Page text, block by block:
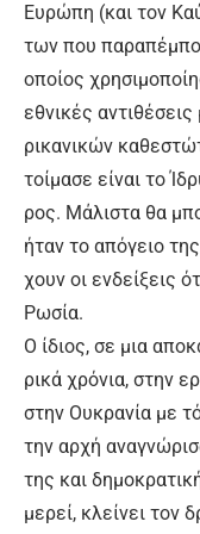
Ευ­ρώ­πη (και τον
των που
ο­ποί­ος
ε­θνι­κές
ρι­κα­νι­κών
τοί­μα­σε εί­ναι το
ρος. Μά­λι­στα θα
ή­ταν το α­πό­γειο
χουν οι εν­δεί­ξεις
Ρω­σί­α.
Ο ί­διος, σε μια
ρι­κά χρό­νια, στην
στην Ου­κρα­νί­α με
την αρ­χή
της και
με­ρεί, κλεί­νει τον